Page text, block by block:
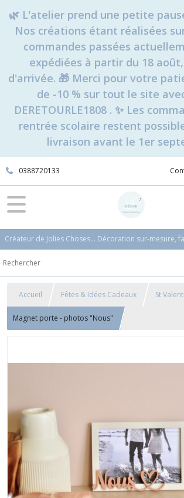
🌿 L'atelier prend une petite
Nos créations étant réalisées
commandes passées
expédiées à partir du 18
d'arrivée. 🎁 Merci pour votre
de -10 % sur tout le site
DERETOURLE1808 . ✨ Les
rentrée scolaire restent
livraison avant le 1er
0388720133
Créateur de Jolies Choses... Décoration sur-mesure,
Accueil Fêtes & Idées Cadeaux St
Magnet porte - photos "Nous"